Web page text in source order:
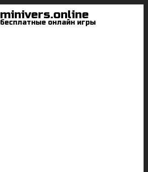
minivers.online
бесплатные онлайн игры